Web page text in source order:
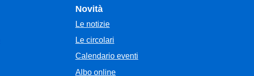
Novità
Le notizie
Le circolari
Calendario eventi
Albo online